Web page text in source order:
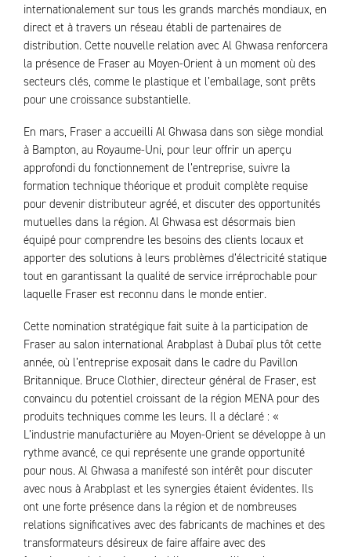
internationalement sur tous les grands marchés mondiaux, en
direct et à travers un réseau établi de partenaires de
distribution. Cette nouvelle relation avec Al Ghwasa renforcera
la présence de Fraser au Moyen-Orient à un moment où des
secteurs clés, comme le plastique et l’emballage, sont prêts
pour une croissance substantielle.
En mars, Fraser a accueilli Al Ghwasa dans son siège mondial
à Bampton, au Royaume-Uni, pour leur offrir un aperçu
approfondi du fonctionnement de l’entreprise, suivre la
formation technique théorique et produit complète requise
pour devenir distributeur agréé, et discuter des opportunités
mutuelles dans la région. Al Ghwasa est désormais bien
équipé pour comprendre les besoins des clients locaux et
apporter des solutions à leurs problèmes d’électricité statique
tout en garantissant la qualité de service irréprochable pour
laquelle Fraser est reconnu dans le monde entier.
Cette nomination stratégique fait suite à la participation de
Fraser au salon international Arabplast à Dubaï plus tôt cette
année, où l’entreprise exposait dans le cadre du Pavillon
Britannique. Bruce Clothier, directeur général de Fraser, est
convaincu du potentiel croissant de la région MENA pour des
produits techniques comme les leurs. Il a déclaré : «
L’industrie manufacturière au Moyen-Orient se développe à un
rythme avancé, ce qui représente une grande opportunité
pour nous. Al Ghwasa a manifesté son intérêt pour discuter
avec nous à Arabplast et les synergies étaient évidentes. Ils
ont une forte présence dans la région et de nombreuses
relations significatives avec des fabricants de machines et des
transformateurs désireux de faire affaire avec des